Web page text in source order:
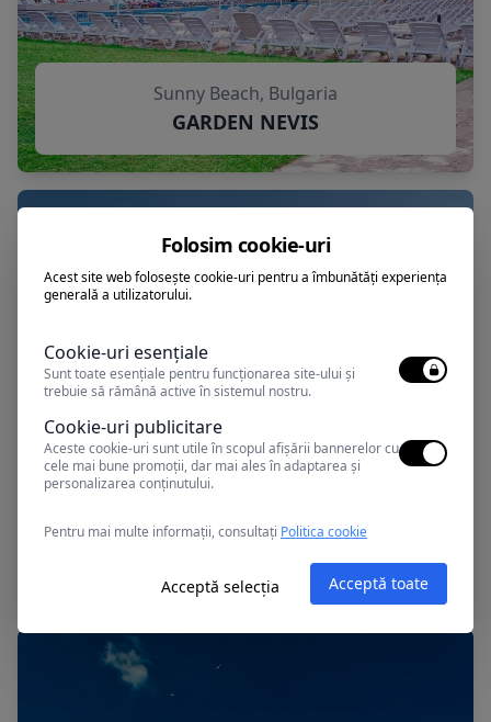
Sunny Beach, Bulgaria
GARDEN NEVIS
Sunny Beach, Bulgaria
DAS CLUB HOTEL
Folosim cookie-uri
Acest site web folosește cookie-uri pentru a îmbunătăți experiența
generală a utilizatorului.
Cookie-uri esențiale
Sunt toate esențiale pentru funcționarea site-ului și
trebuie să rămână active în sistemul nostru.
Cookie-uri publicitare
Aceste cookie-uri sunt utile în scopul afișării bannerelor cu
cele mai bune promoții, dar mai ales în adaptarea și
personalizarea conținutului.
Pentru mai multe informații, consultați Politica cookie
Acceptă selecția Acceptă toate